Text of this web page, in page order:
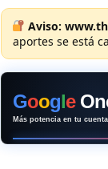
Aviso:
aportes se está
Google
Más potencia en tu